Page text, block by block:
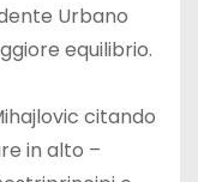
Urbano
equilibrio.
citando
in alto –